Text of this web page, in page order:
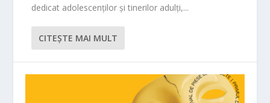
dedicat adolescenților și tinerilor adulți,...
CITEŞTE MAI MULT